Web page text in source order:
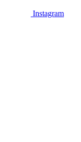
Instagram